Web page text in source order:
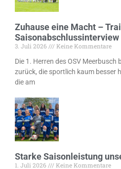
Zuhause eine Macht –
Saisonabschlussinterview
3. Juli 2026
Keine Kommentare
Die 1. Herren des OSV Meerbusch
zurück, die sportlich kaum besser
die am
Starke Saisonleistung
1. Juli 2026 Keine Kommentare